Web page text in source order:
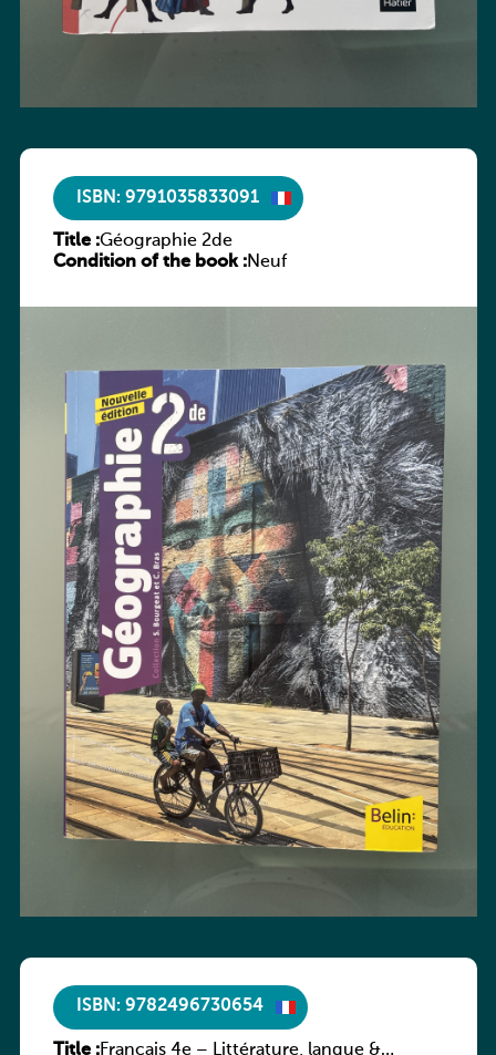
ISBN: 9791035833091
Title :Géographie 2de
Condition of the book :Neuf
ISBN: 9782496730654
Title :Français 4e – Littérature, langue &